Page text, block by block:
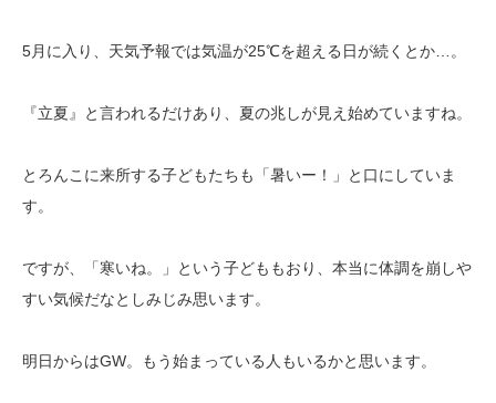
5月に入り、天気予報では気温が25℃を超える日が続くとか…。
『立夏』と言われるだけあり、夏の兆しが見え始めていますね。
とろんこに来所する子どもたちも「暑いー！」と口にしていま
す。
ですが、「寒いね。」という子どももおり、本当に体調を崩しや
すい気候だなとしみじみ思います。
明日からはGW。もう始まっている人もいるかと思います。